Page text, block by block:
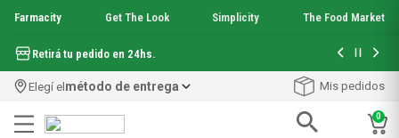
Farmacity Get The Look Simplicity The Food Market
Retirá tu pedido en 24hs. Hasta 6
Elegí elmétodo de entrega Mis pedidos
0